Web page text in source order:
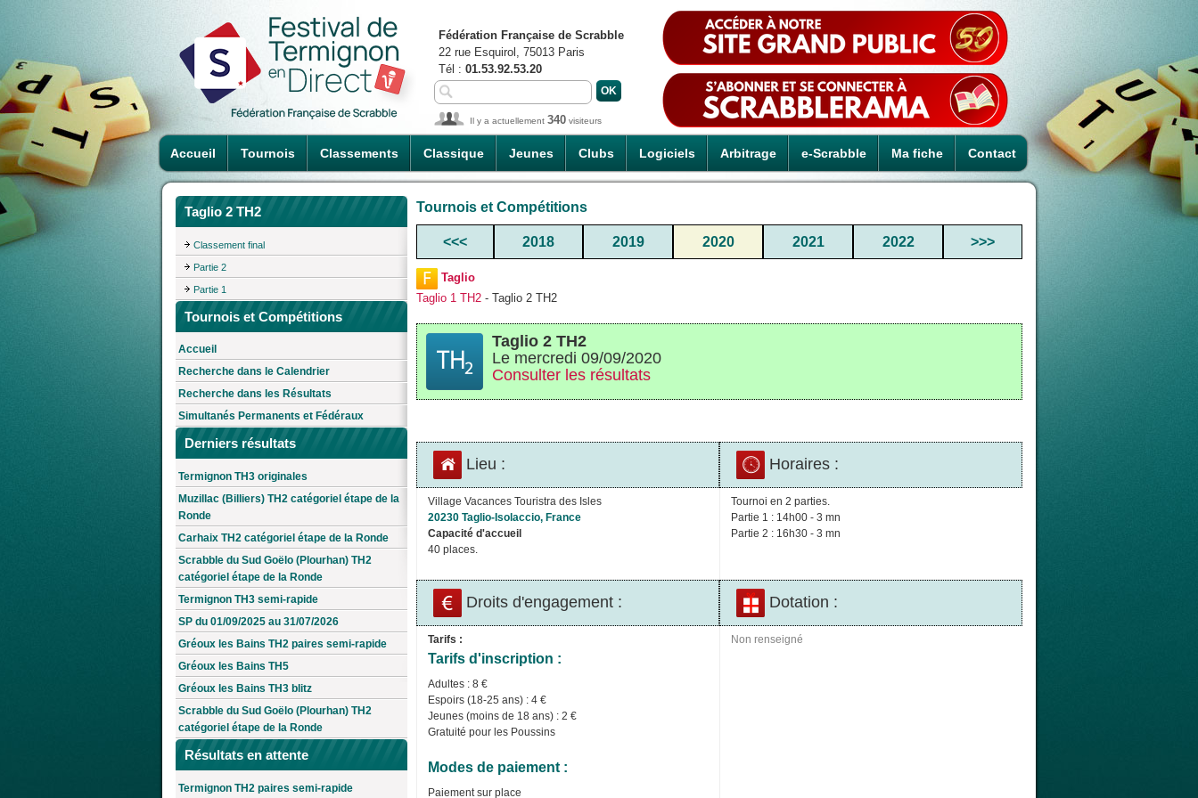
Accueil Tournois Classements Classique Jeunes Clubs Logiciels Arbitrage e-Scrabble Ma fiche Contact
Fédération Française de Scrabble
22 rue Esquirol, 75013 Paris
Tél : 01.53.92.53.20
Il y a actuellement 340 visiteurs
Taglio 2 TH2
Classement final
Partie 2
Partie 1
Tournois et Compétitions
Accueil
Recherche dans le Calendrier
Recherche dans les Résultats
Simultanés Permanents et Fédéraux
Derniers résultats
Termignon TH3 originales
Muzillac (Billiers) TH2 catégoriel étape de la
Ronde
Carhaix TH2 catégoriel étape de la Ronde
Scrabble du Sud Goëlo (Plourhan) TH2
catégoriel étape de la Ronde
Termignon TH3 semi-rapide
SP du 01/09/2025 au 31/07/2026
Gréoux les Bains TH2 paires semi-rapide
Gréoux les Bains TH5
Gréoux les Bains TH3 blitz
Scrabble du Sud Goëlo (Plourhan) TH2
catégoriel étape de la Ronde
Résultats en attente
Termignon TH2 paires semi-rapide
Tournois et Compétitions
<<< 2018 2019 2020 2021 2022 >>>
Taglio
Taglio 1 TH2 - Taglio 2 TH2
Taglio 2 TH2
Le mercredi 09/09/2020
Consulter les résultats
Lieu : Horaires :
Village Vacances Touristra des Isles
20230 Taglio-Isolaccio, France
Capacité d'accueil
40 places.
Tournoi en 2 parties.
Partie 1 : 14h00 - 3 mn
Partie 2 : 16h30 - 3 mn
Droits d'engagement : Dotation :
Tarifs :
Tarifs d'inscription :
Adultes : 8 €
Espoirs (18-25 ans) : 4 €
Jeunes (moins de 18 ans) : 2 €
Gratuité pour les Poussins
Modes de paiement :
Paiement sur place
Non renseigné